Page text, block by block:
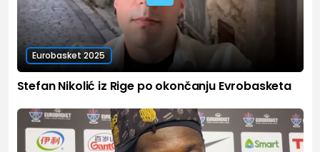
Eurobasket 2025
Stefan Nikolić iz Rige po okončanju Evrobasketa